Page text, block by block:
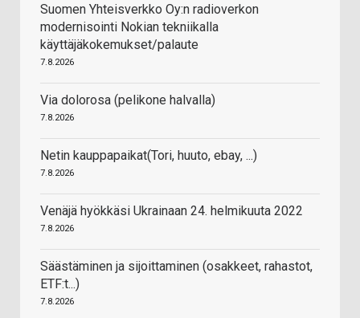
Suomen Yhteisverkko Oy:n radioverkon
modernisointi Nokian tekniikalla
käyttäjäkokemukset/palaute
7.8.2026
Via dolorosa (pelikone halvalla)
7.8.2026
Netin kauppapaikat(Tori, huuto, ebay, ...)
7.8.2026
Venäjä hyökkäsi Ukrainaan 24. helmikuuta 2022
7.8.2026
Säästäminen ja sijoittaminen (osakkeet, rahastot,
ETF:t...)
7.8.2026